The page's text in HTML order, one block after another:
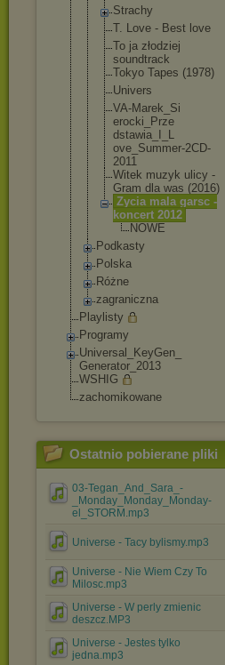
Strachy
T. Love - Best love
To ja złodziej
soundtrack
Tokyo Tapes (1978)
Univers
VA-Marek_Si
erocki_Prze
dstawia_I_L
ove_Summer-2CD-
2011
Witek muzyk ulicy -
Gram dla was (2016)
Zycia mala garsc -
koncert 2012
NOWE
Podkasty
Polska
Różne
zagraniczna
Playlisty
Programy
Universal_KeyGen_
Generator_2013
WSHIG
zachomikowane
Ostatnio pobierane pliki
03-Tegan_And_Sara_-
_Monday_Monday_Monday-
el_STORM.mp3
Universe - Tacy bylismy.mp3
Universe - Nie Wiem Czy To
Milosc.mp3
Universe - W perly zmienic
deszcz.MP3
Universe - Jestes tylko
jedna.mp3